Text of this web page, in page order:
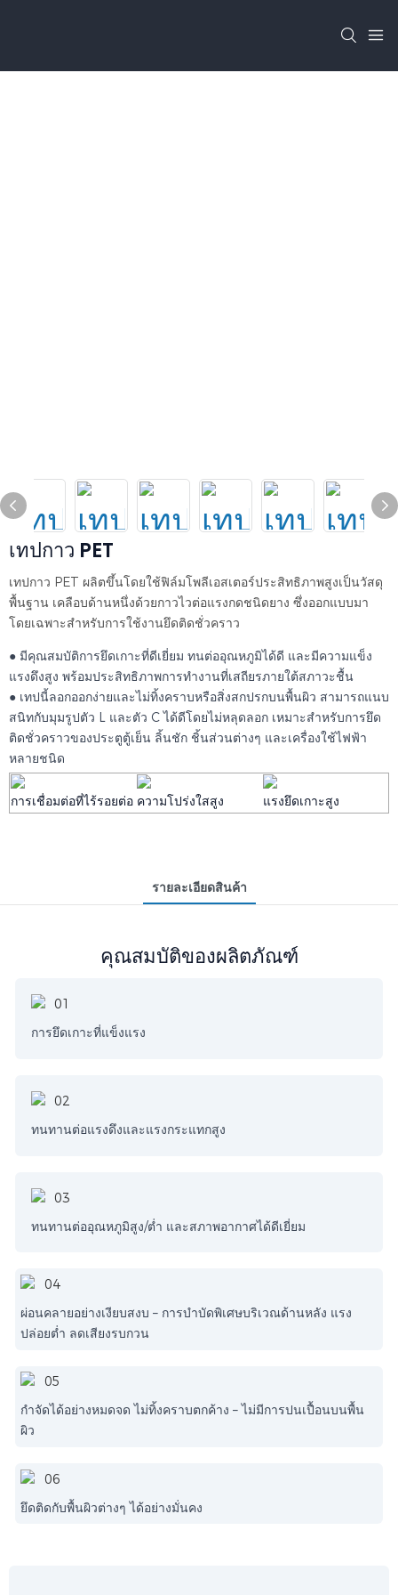
เทปกาว PET
เทปกาว PET ผลิตขึ้นโดยใช้ฟิล์มโพลีเอสเตอร์ประสิทธิภาพสูงเป็นวัสดุ
พื้นฐาน เคลือบด้านหนึ่งด้วยกาวไวต่อแรงกดชนิดยาง ซึ่งออกแบบมา
โดยเฉพาะสำหรับการใช้งานยึดติดชั่วคราว
● มีคุณสมบัติการยึดเกาะที่ดีเยี่ยม ทนต่ออุณหภูมิได้ดี และมีความแข็ง
แรงดึงสูง พร้อมประสิทธิภาพการทำงานที่เสถียรภายใต้สภาวะชื้น
● เทปนี้ลอกออกง่ายและไม่ทิ้งคราบหรือสิ่งสกปรกบนพื้นผิว สามารถแนบ
สนิทกับมุมรูปตัว L และตัว C ได้ดีโดยไม่หลุดลอก เหมาะสำหรับการยึด
ติดชั่วคราวของประตูตู้เย็น ลิ้นชัก ชิ้นส่วนต่างๆ และเครื่องใช้ไฟฟ้า
หลายชนิด
การเชื่อมต่อที่ไร้รอยต่อ ความโปร่งใสสูง แรงยึดเกาะสูง
รายละเอียดสินค้า
คุณสมบัติของผลิตภัณฑ์
การยึดเกาะที่แข็งแรง
ทนทานต่อแรงดึงและแรงกระแทกสูง
ทนทานต่ออุณหภูมิสูง/ต่ำ และสภาพอากาศได้ดีเยี่ยม
ผ่อนคลายอย่างเงียบสงบ – การบำบัดพิเศษบริเวณด้านหลัง แรง
ปล่อยต่ำ ลดเสียงรบกวน
กำจัดได้อย่างหมดจด ไม่ทิ้งคราบตกค้าง – ไม่มีการปนเปื้อนบนพื้น
ผิว
ยึดติดกับพื้นผิวต่างๆ ได้อย่างมั่นคง